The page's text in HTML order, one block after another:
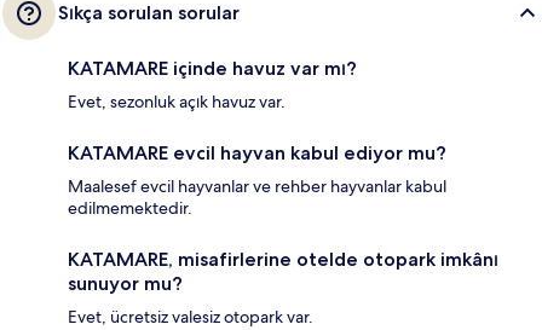
Sıkça sorulan sorular
KATAMARE içinde havuz var mı?
Evet, sezonluk açık havuz var.
KATAMARE evcil hayvan kabul ediyor mu?
Maalesef evcil hayvanlar ve rehber hayvanlar kabul
edilmemektedir.
KATAMARE, misafirlerine otelde otopark imkânı
sunuyor mu?
Evet, ücretsiz valesiz otopark var.